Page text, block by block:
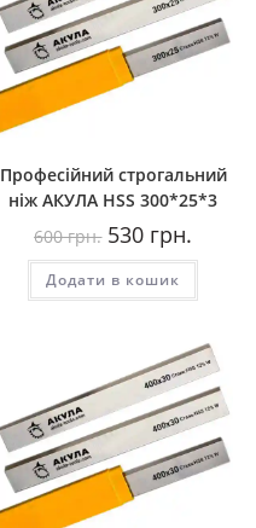
Професійний строгальний
ніж АКУЛА HSS 300*25*3
600грн. Оригінальна
ціна:
600
грн..
530 грн.
530
Додати в кошик